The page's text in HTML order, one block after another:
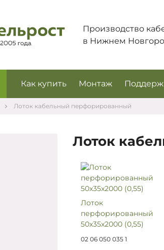
Производство
в Нижнем
Как купить Монтаж
Лоток кабельный перфорированный
Лоток
Лоток
перфорированный
50х35х2000 (0,55)
02 06 050 035 1
Укажите
предложим
Соглашаюсь на